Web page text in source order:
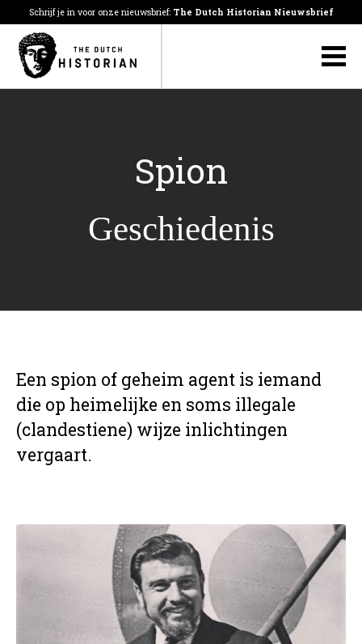
Schrijf je in voor onze nieuwsbrief: The Dutch Historian Nieuwsbrief
Spion
Geschiedenis
Een spion of geheim agent is iemand
die op heimelijke en soms illegale
(clandestiene) wijze inlichtingen
vergaart.